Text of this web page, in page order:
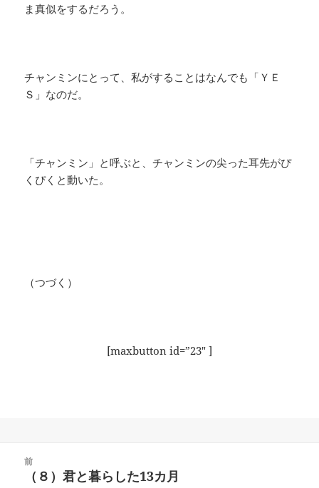
ま真似をするだろう。
チャンミンにとって、私がすることはなんでも「ＹＥ
Ｓ」なのだ。
「チャンミン」と呼ぶと、チャンミンの尖った耳先がぴ
くぴくと動いた。
（つづく）
[maxbutton id=”23″ ]
前
前（８）君と暮らした13カ月